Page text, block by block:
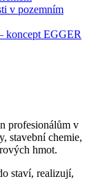
v pozemním
koncept EGGER
profesionálům v
stavební chemie,
hmot.
staví, realizují,